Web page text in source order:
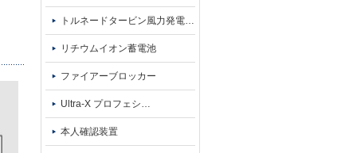
トルネードタービン風力発電…
リチウムイオン蓄電池
ファイアーブロッカー
Ultra-X プロフェシ…
本人確認装置